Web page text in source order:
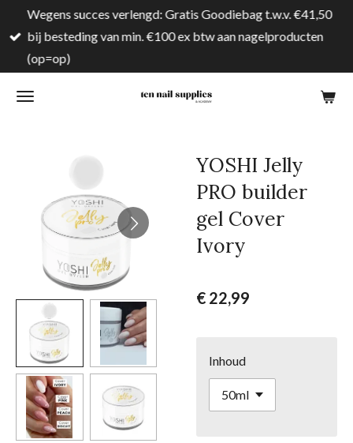
direct
naar
hoofdinhoud
Wegens succes verlengd: Gratis Goodiebag t.w.v. €41,50
bij besteding van min. €100 ex btw aan nagelproducten
(op=op)
YOSHI Jelly
PRO builder
gel Cover
Ivory
€ 22,99
Inhoud